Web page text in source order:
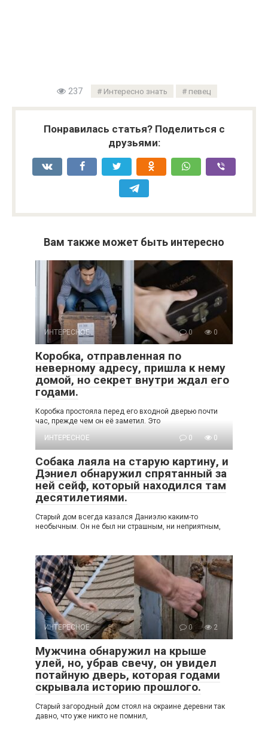
237 Интересно знать певец
Понравилась статья? Поделиться с
друзьями:
Вам также может быть интересно
ИНТЕРЕСНОЕ 0 0
Коробка, отправленная по
неверному адресу, пришла к нему
домой, но секрет внутри ждал его
годами.
Коробка простояла перед его входной дверью почти
час, прежде чем он её заметил. Это
ИНТЕРЕСНОЕ
0 0
Собака лаяла на старую картину, и
Дэниел обнаружил спрятанный за
ней сейф, который находился там
десятилетиями.
Старый дом всегда казался Даниэлю каким-то
необычным. Он не был ни страшным, ни неприятным,
ИНТЕРЕСНОЕ 0 2
Мужчина обнаружил на крыше
улей, но, убрав свечу, он увидел
потайную дверь, которая годами
скрывала историю прошлого.
Старый загородный дом стоял на окраине деревни так
давно, что уже никто не помнил,